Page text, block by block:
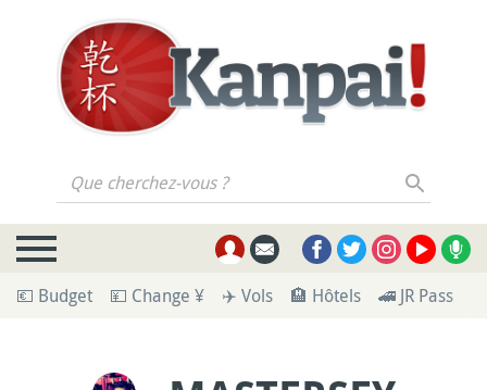
Que cherchez-vous ?
💶 Budget 💴 Change ¥ ✈️ Vols 🏨 Hôtels 🚄 JR Pass